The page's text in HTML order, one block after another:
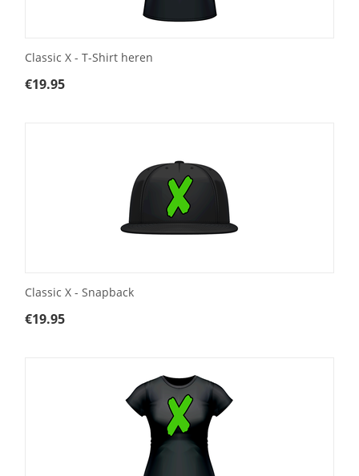
Classic X - T-Shirt heren
€19.95
Classic X - Snapback
€19.95